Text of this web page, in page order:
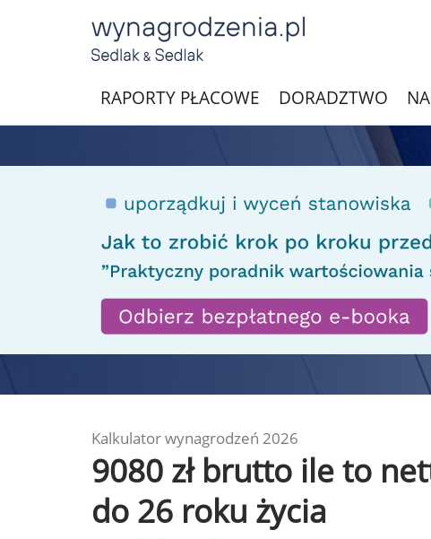
RAPORTY PŁACOWE DORADZTWO
Kalkulator wynagrodzeń 2026
9080 zł brutto ile to
do 26 roku życia